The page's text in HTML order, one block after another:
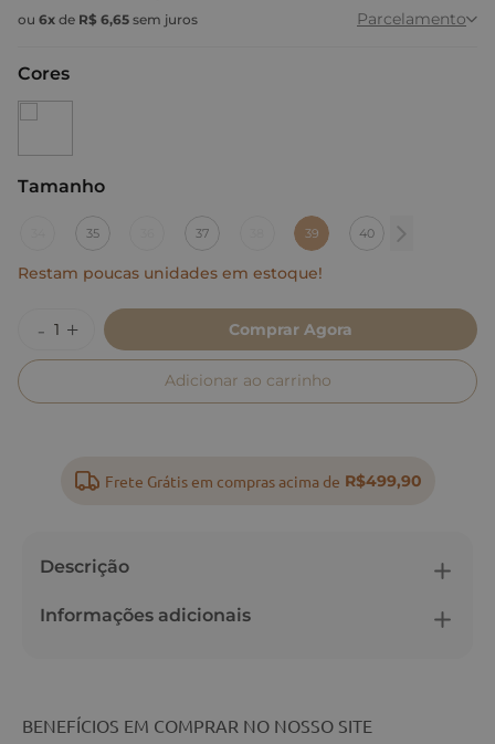
ou 6x de R$ 6,65 sem juros Parcelamento
Cores
Tamanho
35 37 39 40
Restam poucas unidades em estoque!
Comprar Agora
Adicionar ao carrinho
Frete Grátis em compras acima de R$499,90
Descrição
Informações adicionais
BENEFÍCIOS EM COMPRAR NO NOSSO SITE